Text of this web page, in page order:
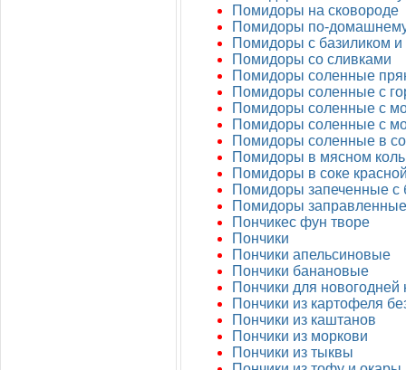
Помидоры на сковороде
Помидоры по-
Помидоры с базиликом
Помидоры со сливками
Помидоры соленные
Помидоры соленные с
Помидоры соленные с
Помидоры соленные с
Помидоры соленные в
Помидоры в мясном
Помидоры в соке
Помидоры запеченные с
Помидоры
Пончикес фун творе
Пончики
Пончики апельсиновые
Пончики банановые
Пончики для новогодней
Пончики из картофеля
Пончики из каштанов
Пончики из моркови
Пончики из тыквы